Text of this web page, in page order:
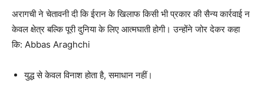
अरागची ने चेतावनी दी कि ईरान के खिलाफ किसी भी प्रकार की सैन्य कार्रवाई न
केवल क्षेत्र बल्कि पूरी दुनिया के लिए आत्मघाती होगी। उन्होंने जोर देकर कहा
कि: Abbas Araghchi
युद्ध से केवल विनाश होता है, समाधान नहीं।